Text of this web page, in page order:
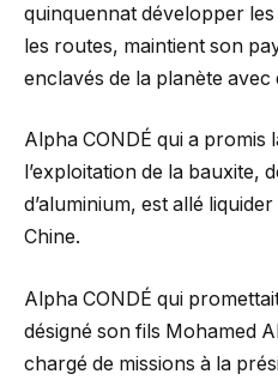
quinquennat développer
les routes, maintient son
enclavés de la planète avec
Alpha CONDÉ qui a
l’exploitation de la bauxite,
d’aluminium, est allé
Chine.
Alpha CONDÉ qui
désigné son fils Mohamed
chargé de missions à la